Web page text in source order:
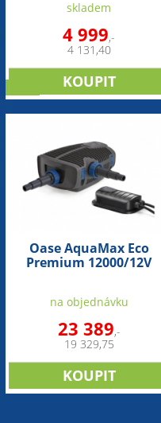
skladem
4 999,-
4 131,40
Oase AquaMax Eco
Premium 12000/12V
na objednávku
23 389,-
19 329,75